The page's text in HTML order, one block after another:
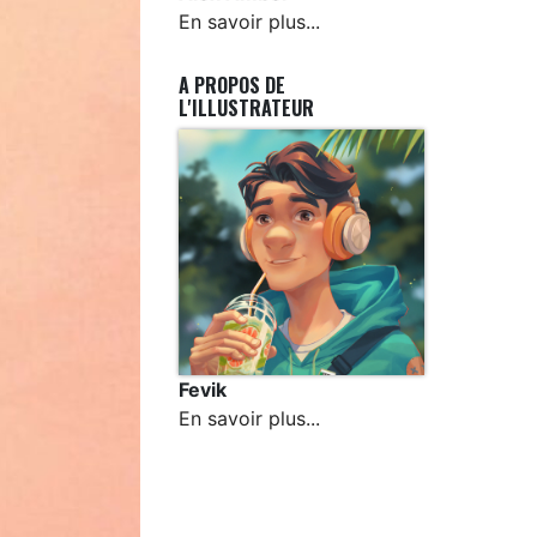
En savoir plus...
A PROPOS DE
L'ILLUSTRATEUR
Fevik
En savoir plus...